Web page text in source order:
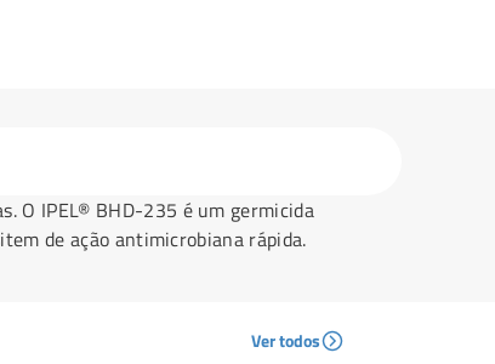
O IPEL® BHD-235 é um germicida
de ação antimicrobiana rápida.
Ver todos